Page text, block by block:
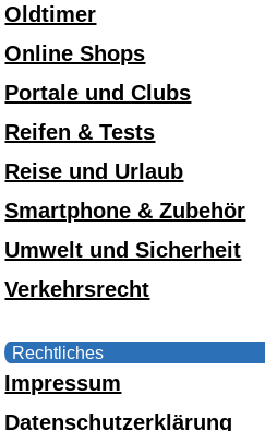
Oldtimer
Online Shops
Portale und Clubs
Reifen & Tests
Reise und Urlaub
Smartphone & Zubehör
Umwelt und Sicherheit
Verkehrsrecht
Rechtliches
Impressum
Datenschutzerklärung